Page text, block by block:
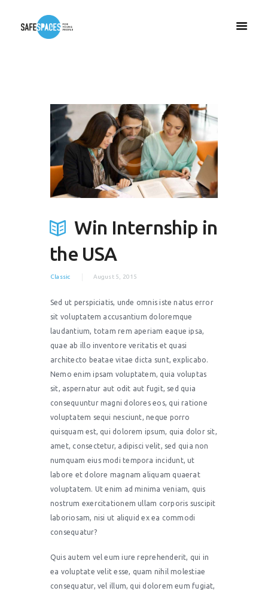
Win Internship in
the USA
Classic August 5, 2015
Sed ut perspiciatis, unde omnis iste natus error
sit voluptatem accusantium doloremque
laudantium, totam rem aperiam eaque ipsa,
quae ab illo inventore veritatis et quasi
architecto beatae vitae dicta sunt, explicabo.
Nemo enim ipsam voluptatem, quia voluptas
sit, aspernatur aut odit aut fugit, sed quia
consequuntur magni dolores eos, qui ratione
voluptatem sequi nesciunt, neque porro
quisquam est, qui dolorem ipsum, quia dolor sit,
amet, consectetur, adipisci velit, sed quia non
numquam eius modi tempora incidunt, ut
labore et dolore magnam aliquam quaerat
voluptatem. Ut enim ad minima veniam, quis
nostrum exercitationem ullam corporis suscipit
laboriosam, nisi ut aliquid ex ea commodi
consequatur?
Quis autem vel eum iure reprehenderit, qui in
ea voluptate velit esse, quam nihil molestiae
consequatur, vel illum, qui dolorem eum fugiat,